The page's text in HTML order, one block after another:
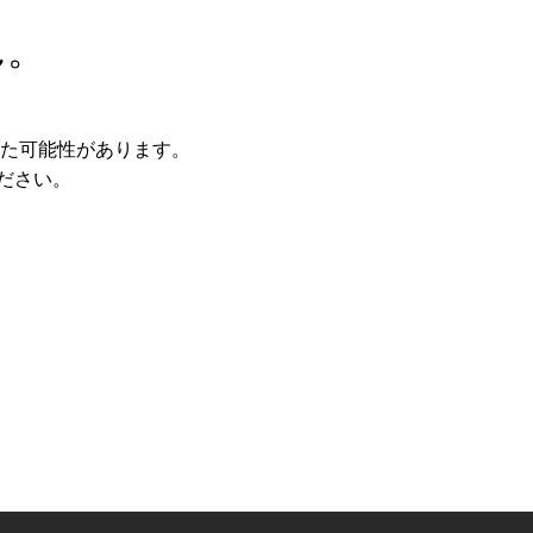
可能性があります。
さい。